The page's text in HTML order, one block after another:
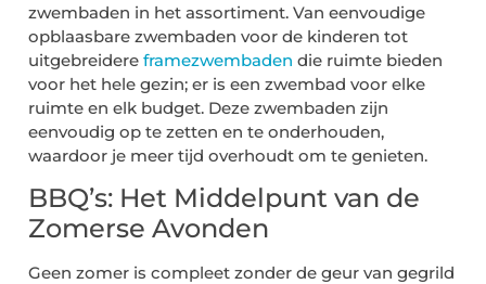
zwembaden in het assortiment. Van eenvoudige
opblaasbare zwembaden voor de kinderen tot
uitgebreidere framezwembaden die ruimte bieden
voor het hele gezin; er is een zwembad voor elke
ruimte en elk budget. Deze zwembaden zijn
eenvoudig op te zetten en te onderhouden,
waardoor je meer tijd overhoudt om te genieten.
BBQ’s: Het Middelpunt van de
Zomerse Avonden
Geen zomer is compleet zonder de geur van gegrild